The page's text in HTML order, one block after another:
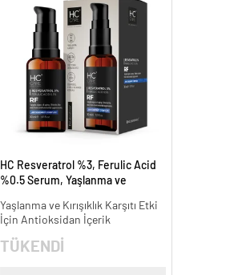
HC Resveratrol %3, Ferulic Acid
%0.5 Serum, Yaşlanma ve
Yaşlanma ve Kırışıklık Karşıtı Etki
İçin Antioksidan İçerik
TÜKENDİ